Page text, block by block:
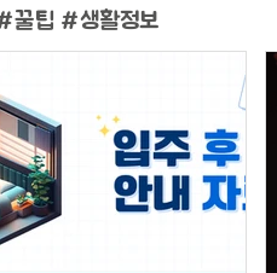
꿀팁 #생활정보